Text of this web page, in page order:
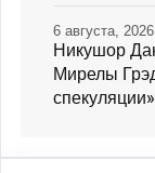
Никушор
Мирелы
спекуляции»
6 августа, 2026